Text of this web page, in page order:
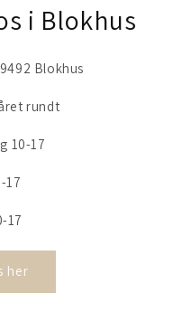
i Blokhus
Blokhus
rundt
10-17
17
17
her